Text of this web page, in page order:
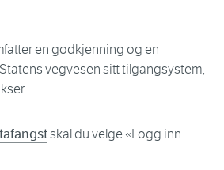
en godkjenning og en
vegvesen sitt tilgangsystem,
skal du velge «Logg inn